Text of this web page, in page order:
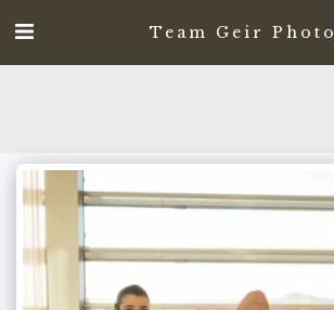
Team Geir Photo